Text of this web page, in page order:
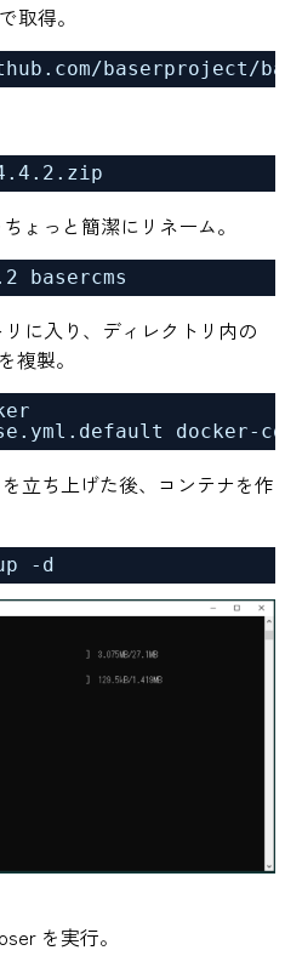
取得。
.com/baserproject/
ょっと簡潔にリネーム。
basercms
に入り、ディレクトリ内の
複製。
docker-
立ち上げた後、コンテナを作
-d
を実行。